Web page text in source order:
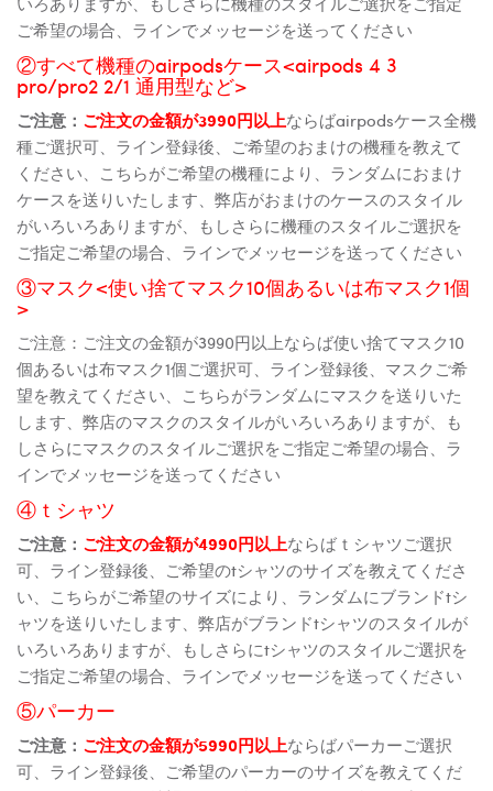
ご希望の場合、ラインでメッセージを送ってください
②すべて機種のairpodsケース<airpods 4 3
pro/pro2 2/1 通用型など>
ご注意： ご注文の金額が3990円以上ならばairpodsケース全機
種ご選択可、ライン登録後、ご希望のおまけの機種を教えて
ください、こちらがご希望の機種により、ランダムにおまけ
ケースを送りいたします、弊店がおまけのケースのスタイル
がいろいろありますが、もしさらに機種のスタイルご選択を
ご指定ご希望の場合、ラインでメッセージを送ってください
③マスク<使い捨てマスク10個あるいは布マスク1個
>
ご注意：ご注文の金額が3990円以上ならば使い捨てマスク10
個あるいは布マスク1個ご選択可、ライン登録後、マスクご希
望を教えてください、こちらがランダムにマスクを送りいた
します、弊店のマスクのスタイルがいろいろありますが、も
しさらにマスクのスタイルご選択をご指定ご希望の場合、ラ
インでメッセージを送ってください
④ｔシャツ
ご注意： ご注文の金額が4990円以上ならばｔシャツご選択
可、ライン登録後、ご希望のtシャツのサイズを教えてくださ
い、こちらがご希望のサイズにより、ランダムにブランドtシ
ャツを送りいたします、弊店がブランドtシャツのスタイルが
いろいろありますが、もしさらにtシャツのスタイルご選択を
ご指定ご希望の場合、ラインでメッセージを送ってください
⑤パーカー
ご注意： ご注文の金額が5990円以上ならばパーカーご選択
可、ライン登録後、ご希望のパーカーのサイズを教えてくだ